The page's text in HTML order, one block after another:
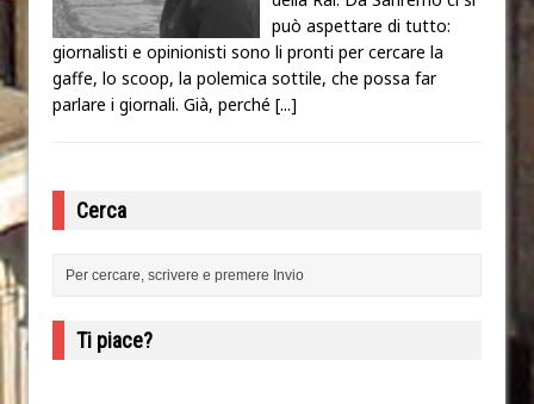
può aspettare di tutto:
giornalisti e opinionisti sono li pronti per cercare la
gaffe, lo scoop, la polemica sottile, che possa far
parlare i giornali. Già, perché [...]
Cerca
Ti piace?